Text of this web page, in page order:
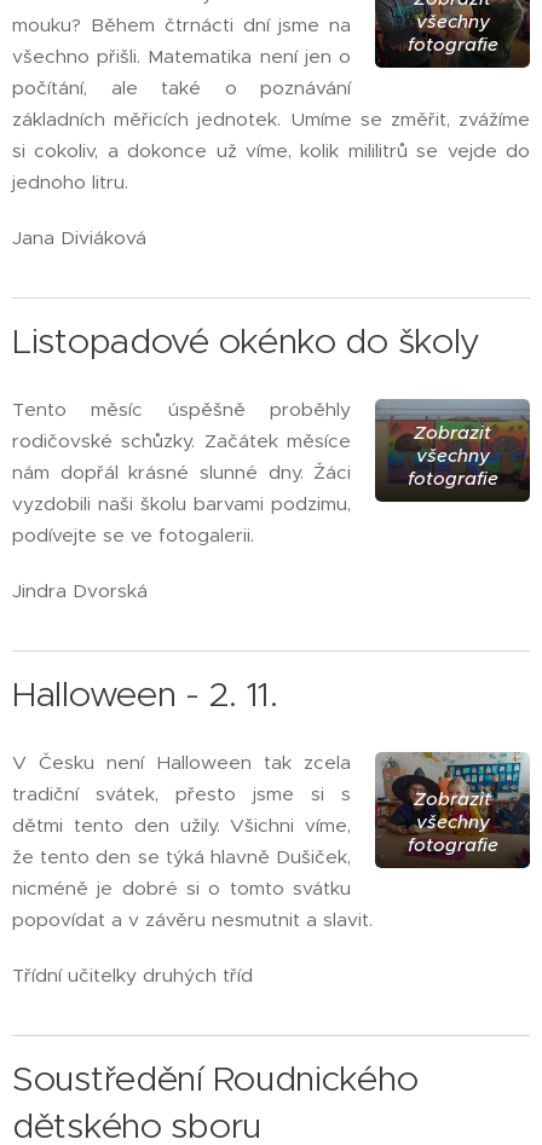
všechny
fotografie
mouku? Během čtrnácti dní jsme na
všechno přišli. Matematika není jen o
počítání, ale také o poznávání
základních měřicích jednotek. Umíme se změřit, zvážíme
si cokoliv, a dokonce už víme, kolik mililitrů se vejde do
jednoho litru.
Jana Diviáková
Listopadové okénko do školy
Zobrazit
všechny
fotografie
Tento měsíc úspěšně proběhly
rodičovské schůzky. Začátek měsíce
nám dopřál krásné slunné dny. Žáci
vyzdobili naši školu barvami podzimu,
podívejte se ve fotogalerii.
Jindra Dvorská
Halloween - 2. 11.
Zobrazit
všechny
fotografie
V Česku není Halloween tak zcela
tradiční svátek, přesto jsme si s
dětmi tento den užily. Všichni víme,
že tento den se týká hlavně Dušiček,
nicméně je dobré si o tomto svátku
popovídat a v závěru nesmutnit a slavit.
Třídní učitelky druhých tříd
Soustředění Roudnického
dětského sboru